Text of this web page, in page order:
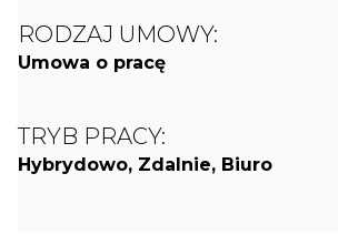
RODZAJ UMOWY:
Umowa o pracę
TRYB PRACY:
Hybrydowo, Zdalnie, Biuro